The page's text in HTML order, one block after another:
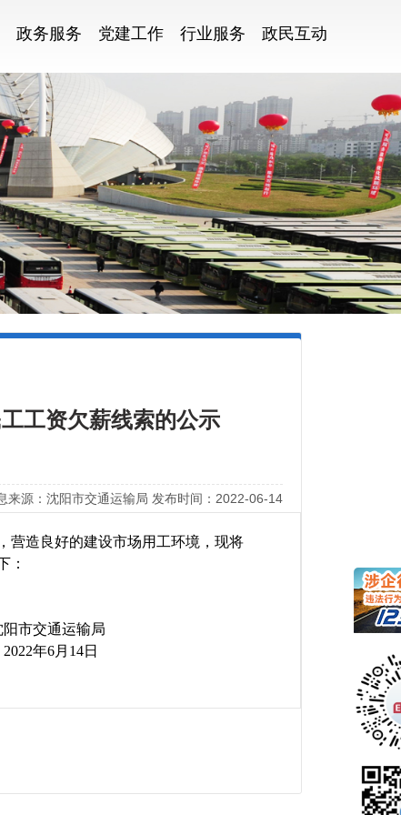
政务服务 党建工作 行业服务 政民互动
工资欠薪线索的公示
来源：沈阳市交通运输局 发布时间：2022-06-14
营造良好的建设市场用工环境，现将
：
局
年6月14日